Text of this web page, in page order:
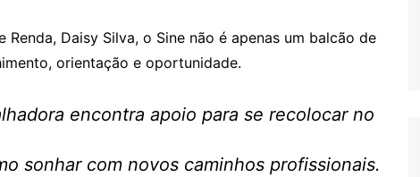
Daisy Silva, o Sine não é apenas um balcão de
orientação e oportunidade.
encontra apoio para se recolocar no
sonhar com novos caminhos profissionais.